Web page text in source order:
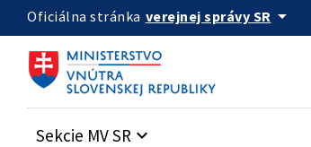
Preskocit na hlavný obsah
Oficiálna stránka verejnej správy SR arrow_drop_down
Sekcie MV SR keyboard_arrow_down